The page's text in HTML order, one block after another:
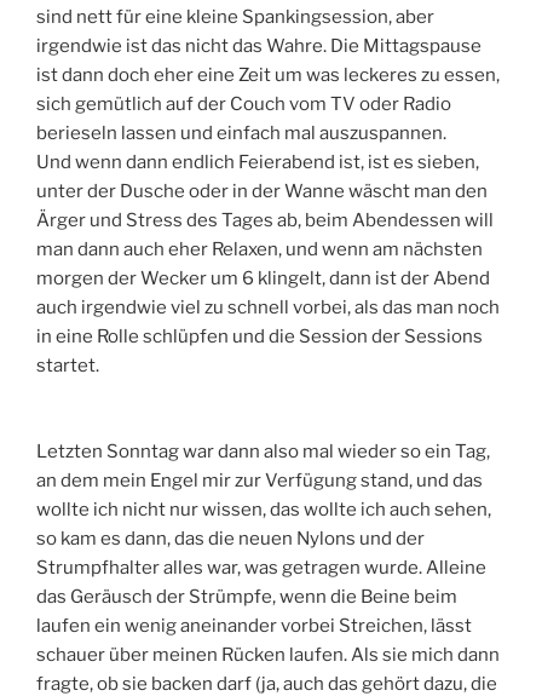
sind nett für eine kleine Spankingsession, aber
irgendwie ist das nicht das Wahre. Die Mittagspause
ist dann doch eher eine Zeit um was leckeres zu essen,
sich gemütlich auf der Couch vom TV oder Radio
berieseln lassen und einfach mal auszuspannen.
Und wenn dann endlich Feierabend ist, ist es sieben,
unter der Dusche oder in der Wanne wäscht man den
Ärger und Stress des Tages ab, beim Abendessen will
man dann auch eher Relaxen, und wenn am nächsten
morgen der Wecker um 6 klingelt, dann ist der Abend
auch irgendwie viel zu schnell vorbei, als das man noch
in eine Rolle schlüpfen und die Session der Sessions
startet.
Letzten Sonntag war dann also mal wieder so ein Tag,
an dem mein Engel mir zur Verfügung stand, und das
wollte ich nicht nur wissen, das wollte ich auch sehen,
so kam es dann, das die neuen Nylons und der
Strumpfhalter alles war, was getragen wurde. Alleine
das Geräusch der Strümpfe, wenn die Beine beim
laufen ein wenig aneinander vorbei Streichen, lässt
schauer über meinen Rücken laufen. Als sie mich dann
fragte, ob sie backen darf (ja, auch das gehört dazu, die